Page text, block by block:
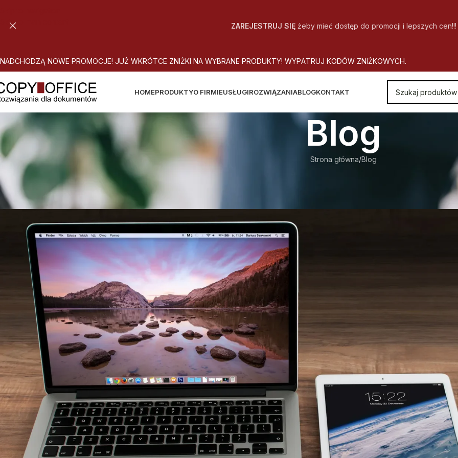
Skip to main content
ZAREJESTRUJ SIĘżeby mieć dostęp do promocji i lepszych cen!!!
NADCHODZĄ NOWE PROMOCJE! JUŻ WKRÓTCE ZNIŻKI NA WYBRANE PRODUKTY! WYPATRUJ KODÓW ZNIŻKOWYCH.
HOMEPRODUKTYO FIRMIEUSŁUGIROZWIĄZANIABLOGKONTAKT
Blog
Strona główna Blog
BĄDŹ NOWOCZESNY – BĄDŹ ATRAKCYJNY